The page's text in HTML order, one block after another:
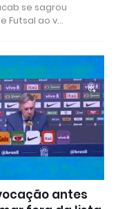
se sagrou
Futsal ao v…
antes